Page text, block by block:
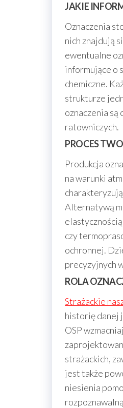
JAKIE
Oznaczenia
nich znajdują
ewentualne
informujące o
chemiczne.
strukturze
oznaczenia są
ratowniczych.
PROCES
Produkcja
na warunki
Alternatywą
czy
ochronnej.
precyzyjnych
ROLA
Strażackie
historię danej
OSP
strażackich,
jest także
niesienia